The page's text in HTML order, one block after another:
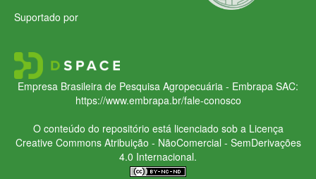
Suportado por
Empresa Brasileira de Pesquisa Agropecuária - Embrapa SAC:
https://www.embrapa.br/fale-conosco
O conteúdo do repositório está licenciado sob a Licença
Creative CommonsAtribuição - NãoComercial - SemDerivações
4.0 Internacional.